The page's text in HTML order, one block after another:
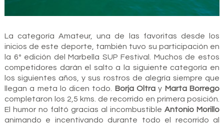
La categoría Amateur, una de las favoritas desde los
inicios de este deporte, también tuvo su participación en
la 6º edición del Marbella SUP Festival. Muchos de estos
competidores darán el salto a la siguiente categoría en
los siguientes años, y sus rostros de alegría siempre que
llegan a meta lo dicen todo. Borja Oltra y Marta Borrego
completaron los 2,5 kms. de recorrido en primera posición.
El humor no faltó gracias al incombustibleAntonio Morillo
animando e incentivando durante todo el recorrido al